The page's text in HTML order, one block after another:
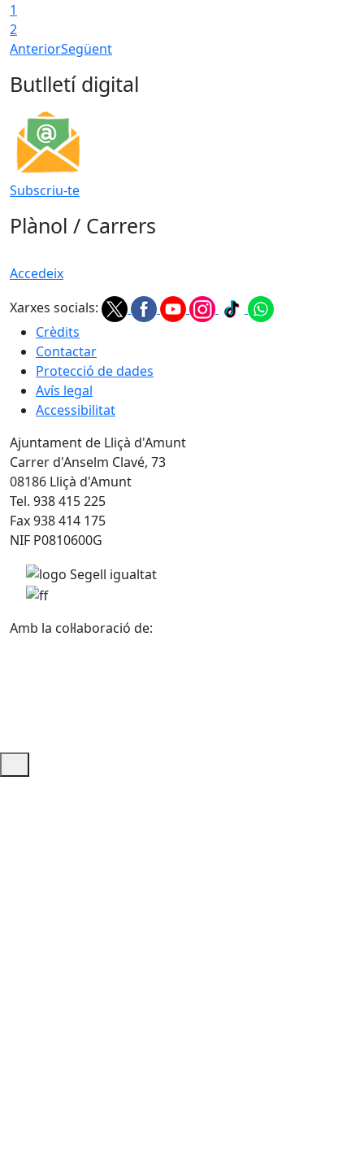
1
2
AnteriorSegüent
Butlletí digital
Subscriu-te
Plànol / Carrers
Accedeix
Xarxes socials:
Crèdits
Contactar
Protecció de dades
Avís legal
Accessibilitat
Ajuntament de Lliçà d'Amunt
Carrer d'Anselm Clavé, 73
08186 Lliçà d'Amunt
Tel. 938 415 225
Fax 938 414 175
NIF P0810600G
Amb la col·laboració de: